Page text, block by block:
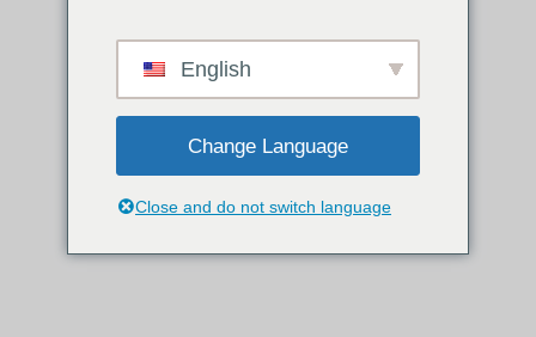
English
Change Language
Close and do not switch language